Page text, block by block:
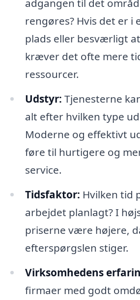
adgangen til det
rengøres? Hvis det er
plads eller besværligt
kræver det ofte mere
ressourcer.
Udstyr: Tjenesterne
alt efter hvilken type
Moderne og effektivt
føre til hurtigere og
service.
Tidsfaktor: Hvilken tid
arbejdet planlagt? I
priserne være højere,
efterspørgslen stiger.
Virksomhedens
firmaer med godt